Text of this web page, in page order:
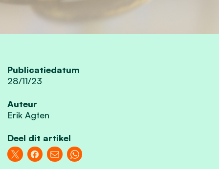
Publicatiedatum
28/11/23
Auteur
Erik Agten
Deel dit artikel